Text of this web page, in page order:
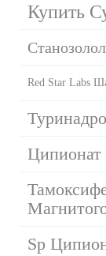
Купить
Red Star Labs
Sp